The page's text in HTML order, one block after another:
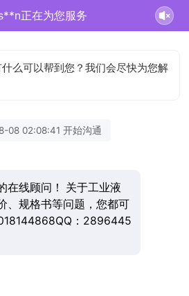
正在为您服务
么可以帮到您？我们会尽快为您解
08 02:08:41 开始沟通
在线顾问！ 关于工业液
、规格书等问题，您都可
：2896445